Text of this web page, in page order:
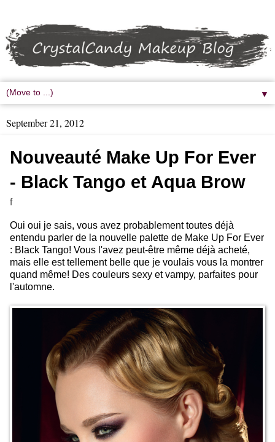
▼
September 21, 2012
Nouveauté Make Up For Ever
- Black Tango et Aqua Brow
f
Oui oui je sais, vous avez probablement toutes déjà
entendu parler de la nouvelle palette de Make Up For Ever
: Black Tango! Vous l'avez peut-être même déjà acheté,
mais elle est tellement belle que je voulais vous la montrer
quand même! Des couleurs sexy et vampy, parfaites pour
l'automne.